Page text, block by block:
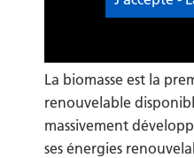
La biomasse est la
renouvelable
massivement
ses énergies